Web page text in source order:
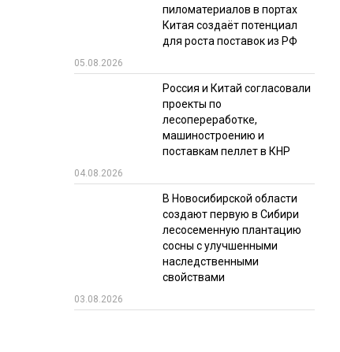
ИТОГИ МЕРОПРИЯТИЙ
пиломатериалов в портах
Китая создаёт потенциал
для роста поставок из РФ
05.08.2026
Россия и Китай согласовали
проекты по
лесопереработке,
машиностроению и
поставкам пеллет в КНР
04.08.2026
В Новосибирской области
создают первую в Сибири
лесосеменную плантацию
сосны с улучшенными
наследственными
свойствами
03.08.2026